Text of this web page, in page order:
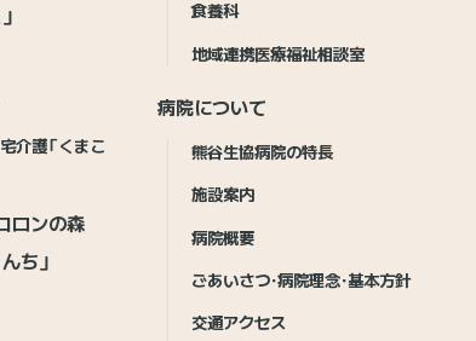
介護「くまこ
ロンの森
ち」
食養科
地域連携医療福祉相談室
病院について
熊谷生協病院の特長
施設案内
病院概要
ごあいさつ・病院理念・基本方針
交通アクセス